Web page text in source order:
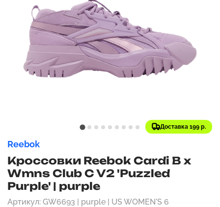
Доставка 199 р.
Reebok
Кроссовки Reebok Cardi B x
Wmns Club C V2 'Puzzled
Purple' | purple
Артикул: GW6693 | purple | US WOMEN'S 6